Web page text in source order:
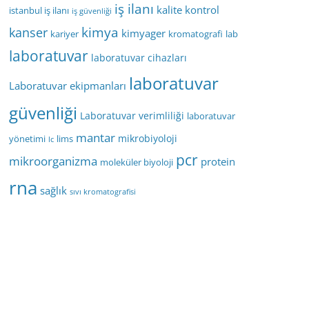
istanbul iş ilanı iş güvenliği iş ilanı kalite kontrol
kanser kariyer kimya kimyager kromatografi lab
laboratuvar laboratuvar cihazları
Laboratuvar ekipmanları laboratuvar
güvenliği Laboratuvar verimliliği laboratuvar
yönetimi lc lims mantar mikrobiyoloji
mikroorganizma moleküler biyoloji pcr protein
rna sağlık sıvı kromatografisi